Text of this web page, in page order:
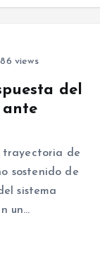
views
del
trayectoria de
sostenido de
sistema
un…